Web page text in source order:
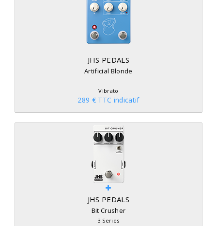
JHS PEDALS
Artificial Blonde
Vibrato
289 € TTC indicatif
JHS PEDALS
Bit Crusher
3 Series